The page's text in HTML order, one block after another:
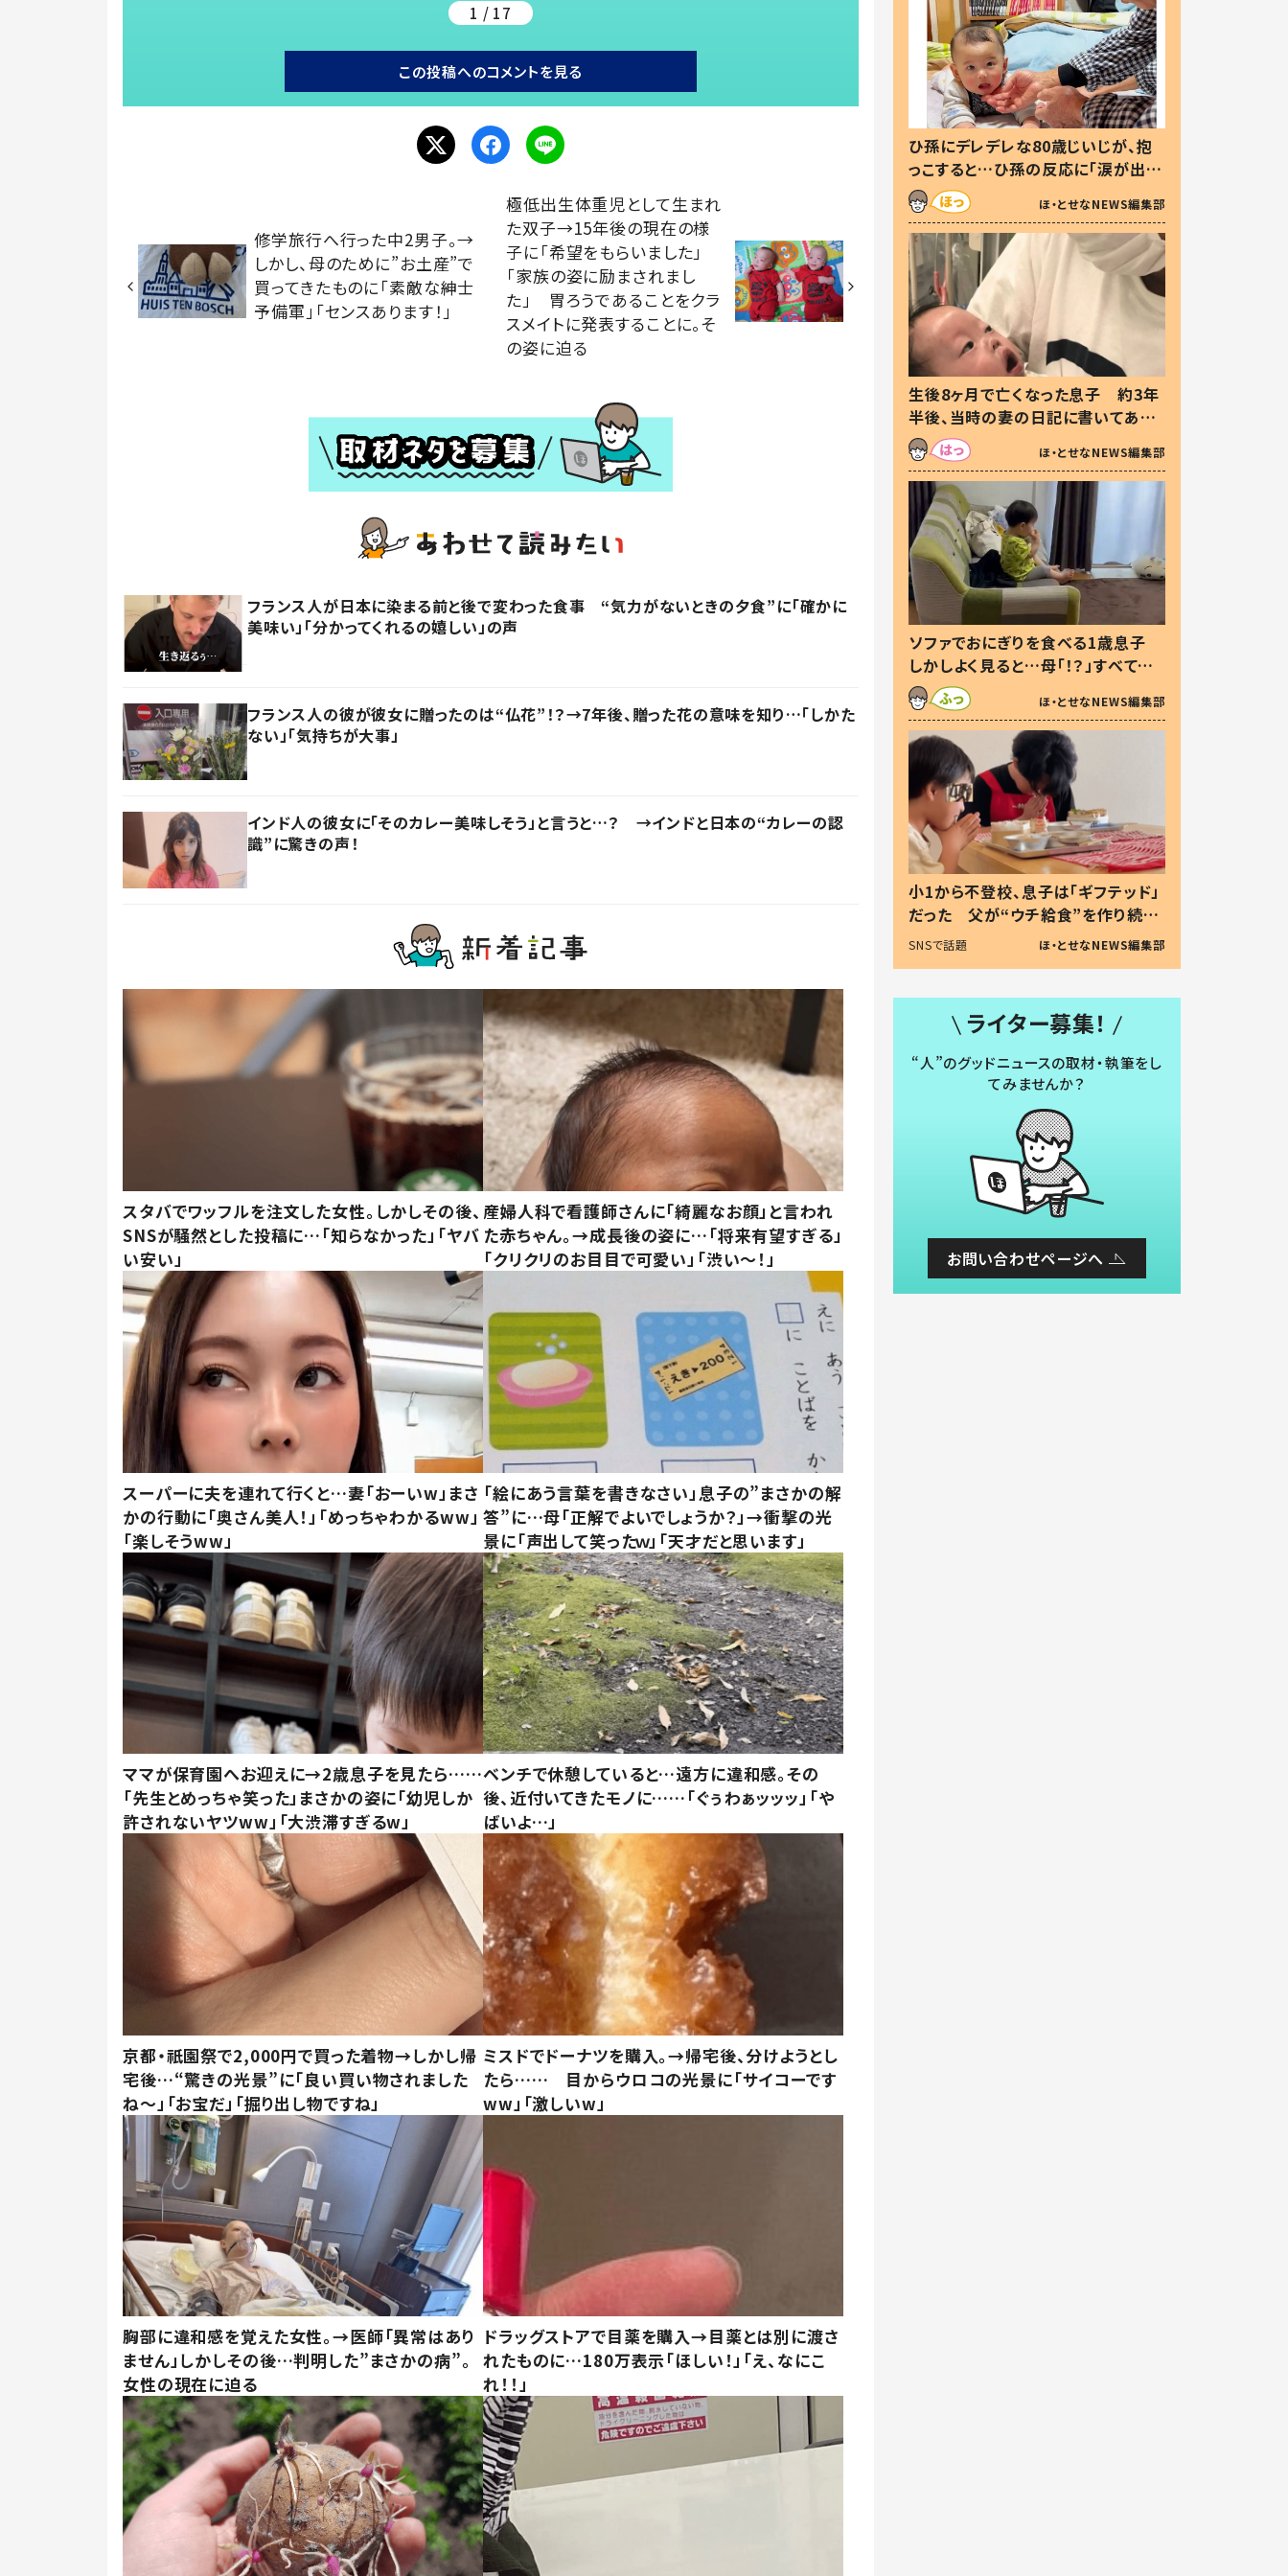
1 / 17
この投稿へのコメントを見る
修学旅行へ行った中2男子。→
しかし、母のために”お土産”で
買ってきたものに「素敵な紳士
予備軍」「センスあります！」
極低出生体重児として生まれ
た双子→15年後の現在の様
子に「希望をもらいました」
「家族の姿に励まされまし
た」 胃ろうであることをクラ
スメイトに発表することに。そ
の姿に迫る
フランス人が日本に染まる前と後で変わった食事 “気力がないときの夕食”に「確かに
美味い」「分かってくれるの嬉しい」の声
フランス人の彼が彼女に贈ったのは“仏花”！？→7年後、贈った花の意味を知り…「しかた
ない」「気持ちが大事」
インド人の彼女に「そのカレー美味しそう」と言うと…？ →インドと日本の“カレーの認
識”に驚きの声！
スタバでワッフルを注文した女性。しかしその後、
SNSが騒然とした投稿に…「知らなかった」「ヤバ
い安い」
産婦人科で看護師さんに「綺麗なお顔」と言われ
た赤ちゃん。→成長後の姿に…「将来有望すぎる」
「クリクリのお目目で可愛い」「渋い～！」
スーパーに夫を連れて行くと…妻「おーいw」まさ
かの行動に「奥さん美人！」「めっちゃわかるww」
「楽しそうww」
「絵にあう言葉を書きなさい」息子の”まさかの解
答”に…母「正解でよいでしょうか？」→衝撃の光
景に「声出して笑ったｗ」「天才だと思います」
ママが保育園へお迎えに→2歳息子を見たら……
「先生とめっちゃ笑った」まさかの姿に「幼児しか
許されないヤツww」「大渋滞すぎるw」
ベンチで休憩していると…遠方に違和感。その
後、近付いてきたモノに……「ぐぅわぁッッッ」「や
ばいよ…」
京都・祇園祭で2,000円で買った着物→しかし帰
宅後…“驚きの光景”に「良い買い物されました
ね～」「お宝だ」「掘り出し物ですね」
ミスドでドーナツを購入。→帰宅後、分けようとし
たら…… 目からウロコの光景に「サイコーです
ww」「激しいw」
胸部に違和感を覚えた女性。→医師「異常はあり
ません」しかしその後…判明した”まさかの病”。
女性の現在に迫る
ドラッグストアで目薬を購入→目薬とは別に渡さ
れたものに…180万表示「ほしい！」「え、なにこ
れ！！」
ひ孫にデレデレな80歳じいじが、抱
っこすると…ひ孫の反応に「涙が出ま
した」「可愛くて仕方ない」
ほ・とせなNEWS編集部
生後8ヶ月で亡くなった息子 約3年
半後、当時の妻の日記に書いてあっ
た本音とは
ほ・とせなNEWS編集部
ソファでおにぎりを食べる1歳息子
しかしよく見ると…母「！？」すべてを
察した母の投稿に「可愛いから許
す！」「現行犯〜」
ほ・とせなNEWS編集部
小1から不登校、息子は「ギフテッド」
だった 父が“ウチ給食”を作り続け
る理由とは #令和の親 #令和の子
SNSで話題 ほ・とせなNEWS編集部
ライター募集！
“人”のグッドニュースの取材・執筆をし
てみませんか？
お問い合わせページへ